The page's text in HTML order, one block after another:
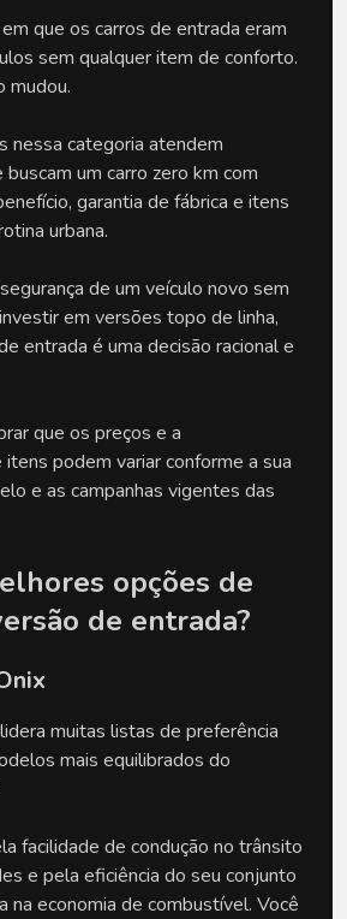
que os carros de entrada eram
sem qualquer item de conforto.
mudou.
nessa categoria atendem
um carro zero km com
garantia de fábrica e itens
urbana.
de um veículo novo sem
em versões topo de linha,
entrada é uma decisão racional e
que os preços e a
podem variar conforme a sua
e as campanhas vigentes das
opções de
de entrada?
muitas listas de preferência
mais equilibrados do
facilidade de condução no trânsito
e pela eficiência do seu conjunto
na economia de combustível. Você